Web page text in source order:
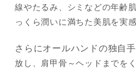
線やたるみ、シミなどの年齢
っくら潤いに満ちた美肌を実感
さらにオールハンドの独自
放し、肩甲骨～ヘッドまでを